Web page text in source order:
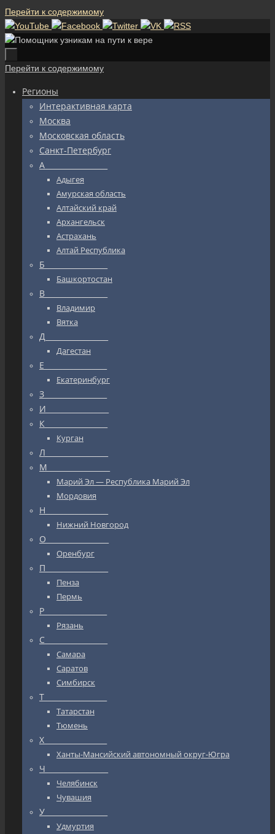
Перейти к содержимому
Перейти к содержимому
Регионы
Интерактивная карта
Москва
Московская область
Санкт-Петербург
А_________________
Адыгея
Амурская область
Алтайский край
Архангельск
Астрахань
Алтай Республика
Б_________________
Башкортостан
В_________________
Владимир
Вятка
Д_________________
Дагестан
Е_________________
Екатеринбург
З_________________
И_________________
К_________________
Курган
Л_________________
М_________________
Марий Эл — Республика Марий Эл
Мордовия
Н_________________
Нижний Новгород
О_________________
Оренбург
П_________________
Пенза
Пермь
Р_________________
Рязань
С_________________
Самара
Саратов
Симбирск
Т_________________
Татарстан
Тюмень
Х_________________
Ханты-Мансийский автономный округ-Югра
Ч_________________
Челябинск
Чувашия
У_________________
Удмуртия